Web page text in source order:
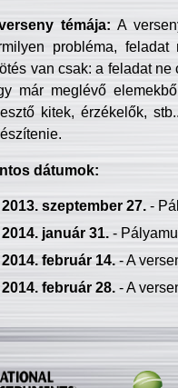
témája: A
probléma, feladat
van csak: a feladat
már meglévő
kitek, érzékelők,
dátumok:
2013. szeptember 27.-
2014. január 31.-
2014. február 14.- A
2014. február 28.- A